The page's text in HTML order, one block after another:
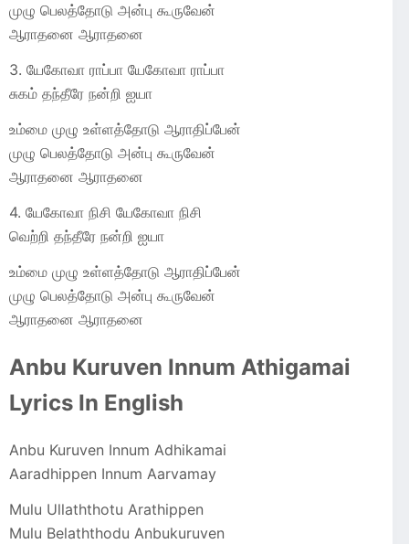
முழு பெலத்தோடு அன்பு கூருவேன்
ஆராதனை ஆராதனை
3. யேகோவா ராப்பா யேகோவா ராப்பா
சுகம் தந்தீரே நன்றி ஐயா
உம்மை முழு உள்ளத்தோடு ஆராதிப்பேன்
முழு பெலத்தோடு அன்பு கூருவேன்
ஆராதனை ஆராதனை
4. யேகோவா நிசி யேகோவா நிசி
வெற்றி தந்தீரே நன்றி ஐயா
உம்மை முழு உள்ளத்தோடு ஆராதிப்பேன்
முழு பெலத்தோடு அன்பு கூருவேன்
ஆராதனை ஆராதனை
Anbu Kuruven Innum Athigamai
Lyrics In English
Anbu Kuruven Innum Adhikamai
Aaradhippen Innum Aarvamay
Mulu Ullaththotu Arathippen
Mulu Belaththodu Anbukuruven